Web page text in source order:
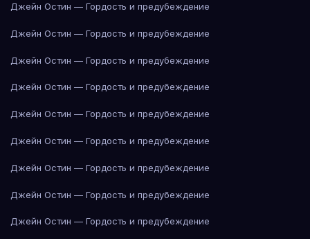
Джейн Остин — Гордость и предубеждение
Джейн Остин — Гордость и предубеждение
Джейн Остин — Гордость и предубеждение
Джейн Остин — Гордость и предубеждение
Джейн Остин — Гордость и предубеждение
Джейн Остин — Гордость и предубеждение
Джейн Остин — Гордость и предубеждение
Джейн Остин — Гордость и предубеждение
Джейн Остин — Гордость и предубеждение